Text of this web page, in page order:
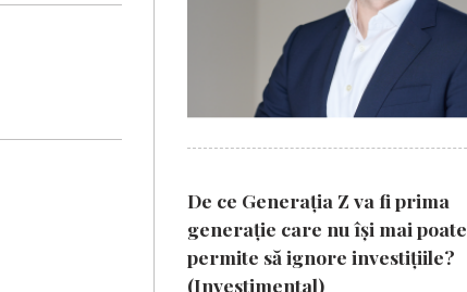
De ce Generația Z va fi prima
generație care nu își mai poate
permite să ignore investițiile?
(Investimental)